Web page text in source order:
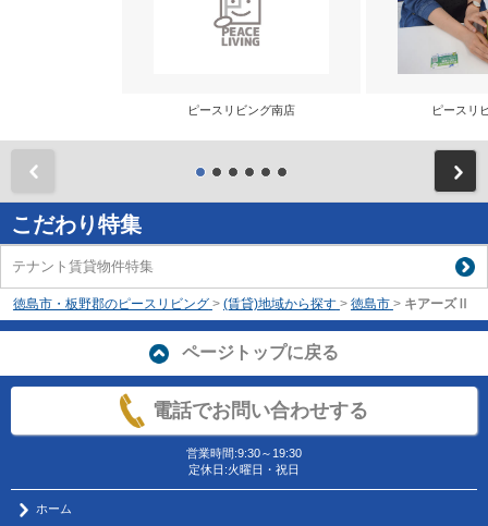
ピースリビング南店 ピースリ
こだわり特集
テナント賃貸物件特集
徳島市・板野郡のピースリビング > (賃貸)地域から探す > 徳島市 > キアーズⅡ
ページトップに戻る
電話でお問い合わせする
営業時間:9:30～19:30
定休日:火曜日・祝日
ホーム